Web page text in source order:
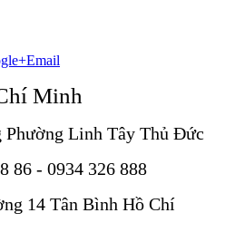
Email
Minh
Phường Linh Tây Thủ Đức
86 - 0934 326 888
14 Tân Bình Hồ Chí